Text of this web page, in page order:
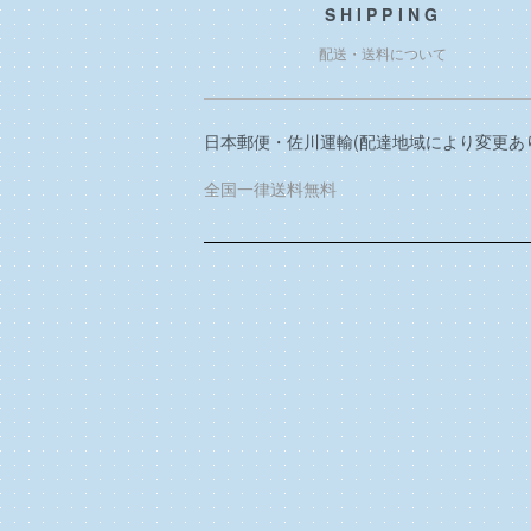
SHIPPING
配送・送料について
日本郵便・佐川運輸(配達地域により変更あ
全国一律送料無料